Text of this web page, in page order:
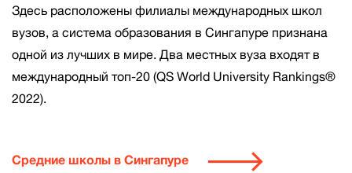
Здесь расположены филиалы международных школ
вузов, а система образования в Сингапуре признана
одной из лучших в мире. Два местных вуза входят в
международный топ-20 (QS World University Rankings®
2022).
Средние школы в Сингапуре